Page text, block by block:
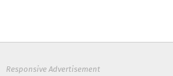
Responsive Advertisement